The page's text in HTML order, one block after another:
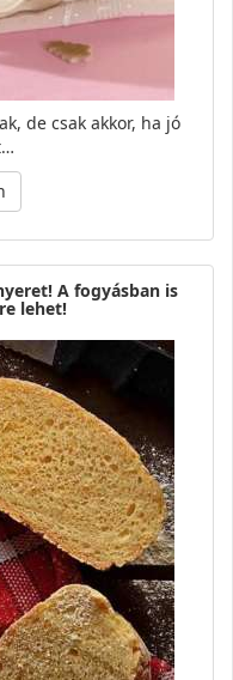
de csak akkor, ha jó
A fogyásban is
lehet!